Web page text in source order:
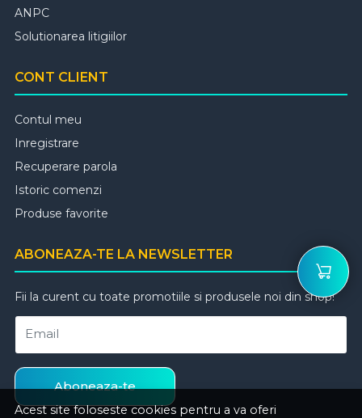
Acest site foloseste cookies pentru a va oferi
ANPC
Solutionarea litigiilor
CONT CLIENT
Contul meu
Inregistrare
Recuperare parola
Istoric comenzi
Produse favorite
ABONEAZA-TE LA NEWSLETTER
Fii la curent cu toate promotiile si produsele noi din shop!
Email
Aboneaza-te